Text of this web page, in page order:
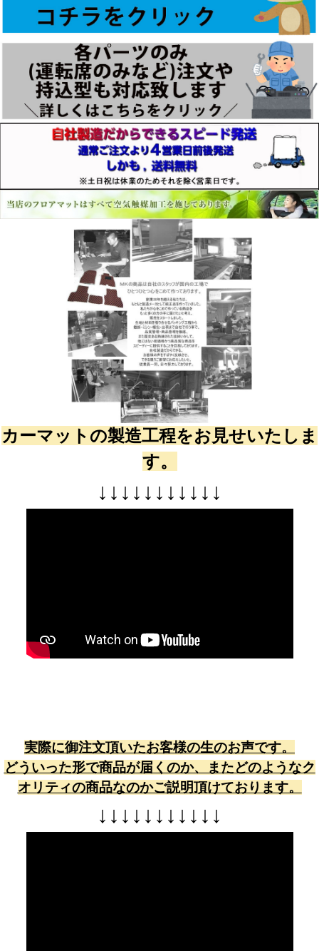
カーマットの製造工程をお見せいたしま
す。
↓ ↓ ↓ ↓ ↓ ↓ ↓ ↓ ↓ ↓ ↓
実際に御注文頂いたお客様の生のお声です。
どういった形で商品が届くのか、またどのようなク
オリティの商品なのかご説明頂けております。
↓ ↓ ↓ ↓ ↓ ↓ ↓ ↓ ↓ ↓ ↓